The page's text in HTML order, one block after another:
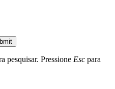
pesquisar. Pressione Esc para